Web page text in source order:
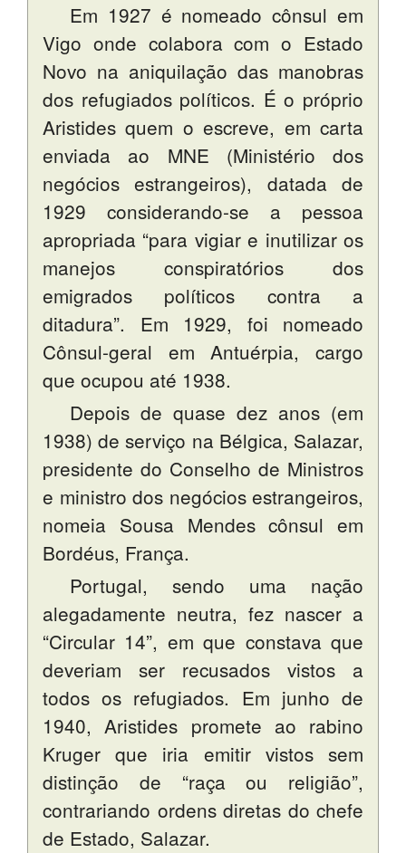
Em 1927 é nomeado cônsul em
Vigo onde colabora com o Estado
Novo na aniquilação das manobras
dos refugiados políticos. É o próprio
Aristides quem o escreve, em carta
enviada ao MNE (Ministério dos
negócios estrangeiros), datada de
1929 considerando-se a pessoa
apropriada “para vigiar e inutilizar os
manejos conspiratórios dos
emigrados políticos contra a
ditadura”. Em 1929, foi nomeado
Cônsul-geral em Antuérpia, cargo
que ocupou até 1938.
Depois de quase dez anos (em
1938) de serviço na Bélgica, Salazar,
presidente do Conselho de Ministros
e ministro dos negócios estrangeiros,
nomeia Sousa Mendes cônsul em
Bordéus, França.
Portugal, sendo uma nação
alegadamente neutra, fez nascer a
“Circular 14”, em que constava que
deveriam ser recusados vistos a
todos os refugiados. Em junho de
1940, Aristides promete ao rabino
Kruger que iria emitir vistos sem
distinção de “raça ou religião”,
contrariando ordens diretas do chefe
de Estado, Salazar.